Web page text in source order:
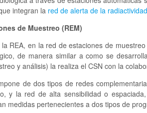
integran la red de alerta de la
de Muestreo (REM)
REA, en la red de estaciones de
de manera similar a como se
y análisis) la realiza el CSN con la
de dos tipos de redes
y la red de alta sensibilidad o
medidas pertenecientes a dos tipos de